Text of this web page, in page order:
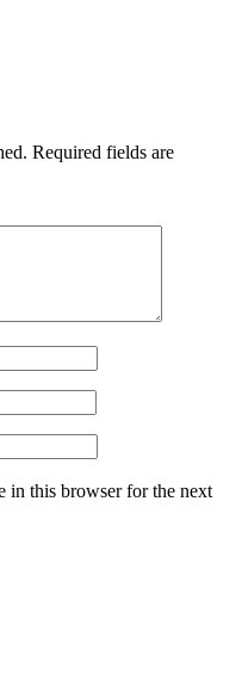
Required fields are
in this browser for the next